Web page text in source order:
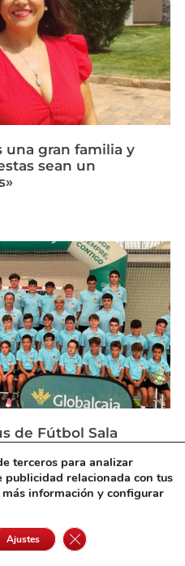
una gran familia y
sean un
de Fútbol Sala
terceros para analizar
relacionada con tus
información y configurar
Ajustes Cerrar el banner de